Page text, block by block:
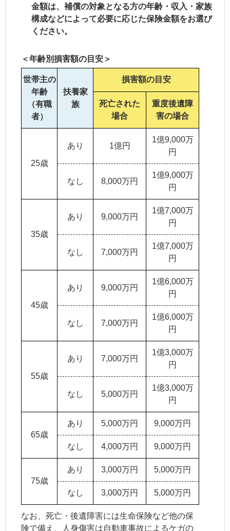
金額は、補償の対象となる方の年齢・収入・家族
構成などによって必要に応じた保険金額をお選び
ください。
＜年齢別損害額の目安＞
世帯主の
年齢
（有職
者）
扶養家
族
損害額の目安
死亡された
場合
重度後遺障
害の場合
25歳
あり 1億円
1億9,000万
円
なし 8,000万円
1億9,000万
円
35歳
あり 9,000万円
1億7,000万
円
なし 7,000万円
1億7,000万
円
45歳
あり 9,000万円
1億6,000万
円
なし 7,000万円
1億6,000万
円
55歳
あり 7,000万円
1億3,000万
円
なし 5,000万円
1億3,000万
円
65歳
あり 5,000万円 9,000万円
なし 4,000万円 9,000万円
75歳
あり 3,000万円 5,000万円
なし 3,000万円 5,000万円
なお、死亡・後遺障害には生命保険など他の保
険で備え、
人身傷害は自動車事故によるケガの